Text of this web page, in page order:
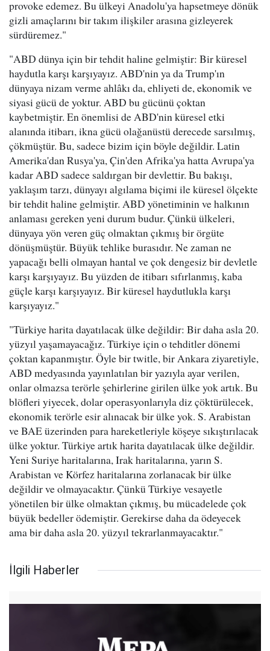
provoke edemez. Bu ülkeyi Anadolu'ya hapsetmeye dönük
gizli amaçlarını bir takım ilişkiler arasına gizleyerek
sürdüremez."
"ABD dünya için bir tehdit haline gelmiştir: Bir küresel
haydutla karşı karşıyayız. ABD'nin ya da Trump'ın
dünyaya nizam verme ahlâkı da, ehliyeti de, ekonomik ve
siyasi gücü de yoktur. ABD bu gücünü çoktan
kaybetmiştir. En önemlisi de ABD'nin küresel etki
alanında itibarı, ikna gücü olağanüstü derecede sarsılmış,
çökmüştür. Bu, sadece bizim için böyle değildir. Latin
Amerika'dan Rusya'ya, Çin'den Afrika'ya hatta Avrupa'ya
kadar ABD sadece saldırgan bir devlettir. Bu bakışı,
yaklaşım tarzı, dünyayı algılama biçimi ile küresel ölçekte
bir tehdit haline gelmiştir. ABD yönetiminin ve halkının
anlaması gereken yeni durum budur. Çünkü ülkeleri,
dünyaya yön veren güç olmaktan çıkmış bir örgüte
dönüşmüştür. Büyük tehlike burasıdır. Ne zaman ne
yapacağı belli olmayan hantal ve çok dengesiz bir devletle
karşı karşıyayız. Bu yüzden de itibarı sıfırlanmış, kaba
güçle karşı karşıyayız. Bir küresel haydutlukla karşı
karşıyayız."
"Türkiye harita dayatılacak ülke değildir: Bir daha asla 20.
yüzyıl yaşamayacağız. Türkiye için o tehditler dönemi
çoktan kapanmıştır. Öyle bir twitle, bir Ankara ziyaretiyle,
ABD medyasında yayınlatılan bir yazıyla ayar verilen,
onlar olmazsa terörle şehirlerine girilen ülke yok artık. Bu
blöfleri yiyecek, dolar operasyonlarıyla diz çöktürülecek,
ekonomik terörle esir alınacak bir ülke yok. S. Arabistan
ve BAE üzerinden para hareketleriyle köşeye sıkıştırılacak
ülke yoktur. Türkiye artık harita dayatılacak ülke değildir.
Yeni Suriye haritalarına, Irak haritalarına, yarın S.
Arabistan ve Körfez haritalarına zorlanacak bir ülke
değildir ve olmayacaktır. Çünkü Türkiye vesayetle
yönetilen bir ülke olmaktan çıkmış, bu mücadelede çok
büyük bedeller ödemiştir. Gerekirse daha da ödeyecek
ama bir daha asla 20. yüzyıl tekrarlanmayacaktır."
İlgili Haberler